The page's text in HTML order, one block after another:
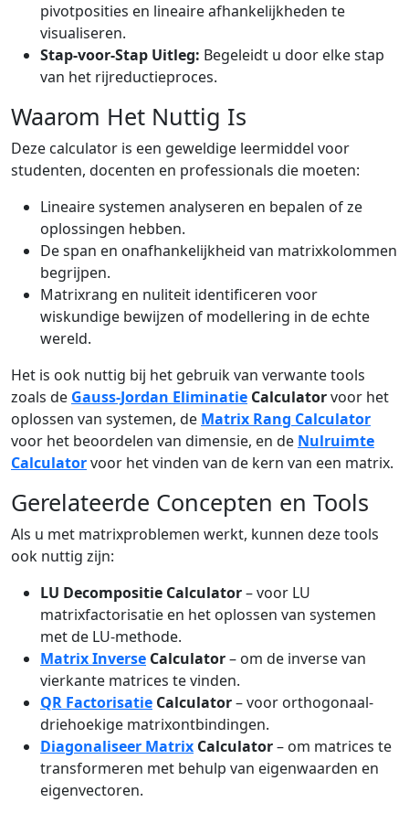
pivotposities en lineaire afhankelijkheden te
visualiseren.
Stap-voor-Stap Uitleg: Begeleidt u door elke stap
van het rijreductieproces.
Waarom Het Nuttig Is
Deze calculator is een geweldige leermiddel voor
studenten, docenten en professionals die moeten:
Lineaire systemen analyseren en bepalen of ze
oplossingen hebben.
De span en onafhankelijkheid van matrixkolommen
begrijpen.
Matrixrang en nuliteit identificeren voor
wiskundige bewijzen of modellering in de echte
wereld.
Het is ook nuttig bij het gebruik van verwante tools
zoals de Gauss-Jordan Eliminatie Calculatorvoor het
oplossen van systemen, de Matrix Rang Calculator
voor het beoordelen van dimensie, en de Nulruimte
Calculatorvoor het vinden van de kern van een matrix.
Gerelateerde Concepten en Tools
Als u met matrixproblemen werkt, kunnen deze tools
ook nuttig zijn:
LU Decompositie Calculator– voor LU
matrixfactorisatie en het oplossen van systemen
met de LU-methode.
Matrix Inverse Calculator– om de inverse van
vierkante matrices te vinden.
QR Factorisatie Calculator– voor orthogonaal-
driehoekige matrixontbindingen.
Diagonaliseer Matrix Calculator– om matrices te
transformeren met behulp van eigenwaarden en
eigenvectoren.